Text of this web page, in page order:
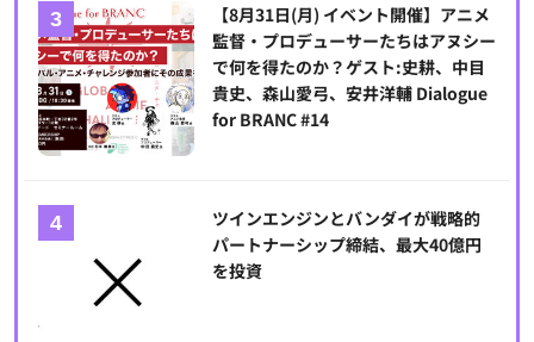
【8月31日(月) イベント開催】アニメ
監督・プロデューサーたちはアヌシー
で何を得たのか？ゲスト:史耕、中目
貴史、森山愛弓、安井洋輔 Dialogue
for BRANC #14
ツインエンジンとバンダイが戦略的
パートナーシップ締結、最大40億円
を投資